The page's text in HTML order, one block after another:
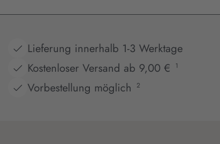
Lieferung innerhalb 1-3 Werktage
Kostenloser Versand ab 9,00 €
1
Vorbestellung möglich 2